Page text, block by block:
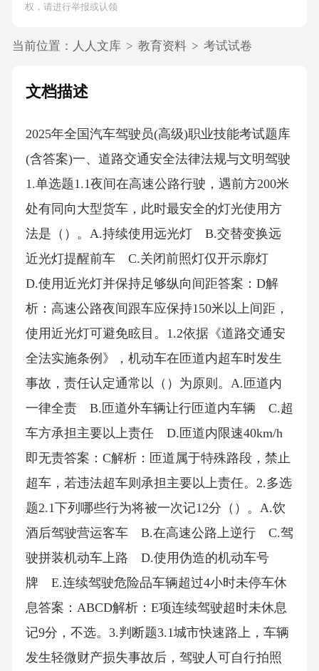
权，请进行举报或认领
当前位置： 人人文库 > 教育资料 > 考试试卷
文档描述
2025年全国汽车驾驶员(高级)职业技能考试题库
(含答案)一、道路交通安全法律法规与文明驾驶
1.单选题1.1夜间在高速公路行驶，遇前方200米
处有同向大型货车，此时最安全的灯光使用方
法是（）。A.持续使用远光灯 B.交替变换远
近光灯提醒前车 C.关闭前照灯仅开示廓灯
D.使用近光灯并保持足够纵向间距答案：D解
析：高速公路夜间跟车应保持150米以上间距，
使用近光灯可避免眩目。1.2依据《道路交通安
全法实施条例》，机动车在匝道内超车时发生
事故，责任认定通常以（）为原则。A.匝道内
一律全责 B.匝道外车辆让行匝道内车辆 C.超
车方承担主要以上责任 D.匝道内限速40km/h
即无责答案：C解析：匝道属于特殊路段，禁止
超车，若违法超车则承担主要以上责任。2.多选
题2.1下列哪些行为将被一次记12分（）。A.饮
酒后驾驶营运客车 B.在高速公路上逆行 C.驾
驶拼装机动车上路 D.使用伪造的机动车号
牌 E.连续驾驶危险品车辆超过4小时未停车休
息答案：ABCD解析：E项连续驾驶超时未休息
记9分，不选。3.判断题3.1城市快速路上，车辆
发生轻微财产损失事故后，驾驶人可自行拍照